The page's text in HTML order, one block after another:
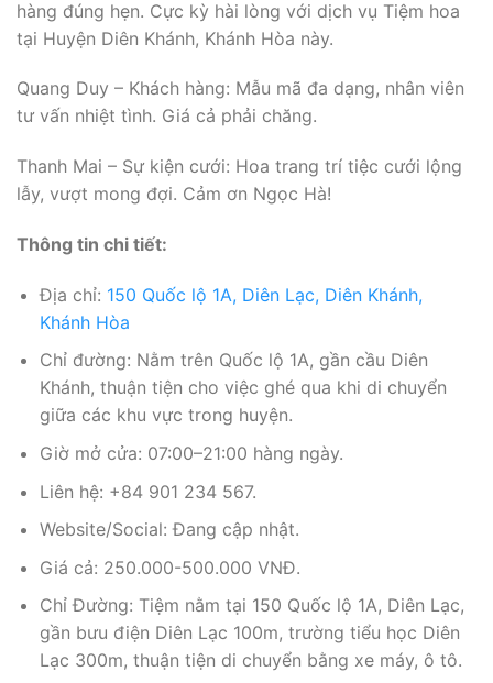
hàng đúng hẹn. Cực kỳ hài lòng với dịch vụ Tiệm hoa
tại Huyện Diên Khánh, Khánh Hòa này.
Quang Duy – Khách hàng: Mẫu mã đa dạng, nhân viên
tư vấn nhiệt tình. Giá cả phải chăng.
Thanh Mai – Sự kiện cưới: Hoa trang trí tiệc cưới lộng
lẫy, vượt mong đợi. Cảm ơn Ngọc Hà!
Thông tin chi tiết:
Địa chỉ: 150 Quốc lộ 1A, Diên Lạc, Diên Khánh,
Khánh Hòa
Chỉ đường: Nằm trên Quốc lộ 1A, gần cầu Diên
Khánh, thuận tiện cho việc ghé qua khi di chuyển
giữa các khu vực trong huyện.
Giờ mở cửa: 07:00–21:00 hàng ngày.
Liên hệ: +84 901 234 567.
Website/Social: Đang cập nhật.
Giá cả: 250.000-500.000 VNĐ.
Chỉ Đường: Tiệm nằm tại 150 Quốc lộ 1A, Diên Lạc,
gần bưu điện Diên Lạc 100m, trường tiểu học Diên
Lạc 300m, thuận tiện di chuyển bằng xe máy, ô tô.